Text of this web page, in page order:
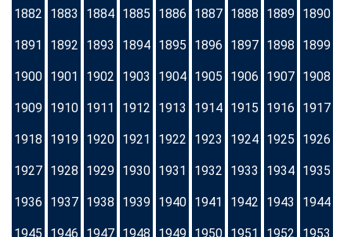
1882 1883 1884 1885 1886 1887 1888 1889 1890
1891 1892 1893 1894 1895 1896 1897 1898 1899
1900 1901 1902 1903 1904 1905 1906 1907 1908
1909 1910 1911 1912 1913 1914 1915 1916 1917
1918 1919 1920 1921 1922 1923 1924 1925 1926
1927 1928 1929 1930 1931 1932 1933 1934 1935
1936 1937 1938 1939 1940 1941 1942 1943 1944
1945 1946 1947 1948 1949 1950 1951 1952 1953